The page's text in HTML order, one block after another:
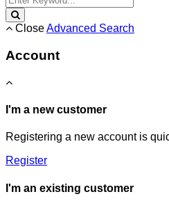
CloseAdvanced Search
Account
I'm a new customer
Registering a new account is
Register
I'm an existing customer